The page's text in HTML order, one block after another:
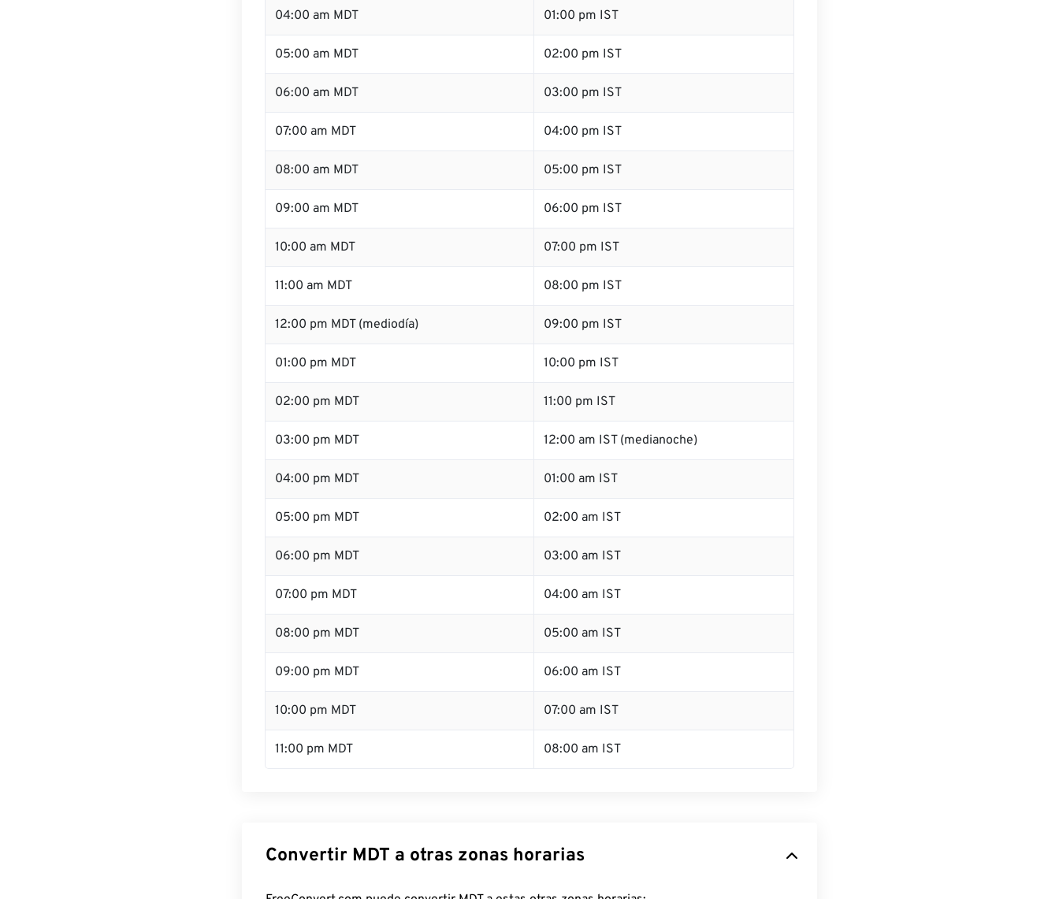
04:00 am MDT 01:00 pm IST
05:00 am MDT 02:00 pm IST
06:00 am MDT 03:00 pm IST
07:00 am MDT 04:00 pm IST
08:00 am MDT 05:00 pm IST
09:00 am MDT 06:00 pm IST
10:00 am MDT 07:00 pm IST
11:00 am MDT 08:00 pm IST
12:00 pm MDT (mediodía) 09:00 pm IST
01:00 pm MDT 10:00 pm IST
02:00 pm MDT 11:00 pm IST
03:00 pm MDT 12:00 am IST (medianoche)
04:00 pm MDT 01:00 am IST
05:00 pm MDT 02:00 am IST
06:00 pm MDT 03:00 am IST
07:00 pm MDT 04:00 am IST
08:00 pm MDT 05:00 am IST
09:00 pm MDT 06:00 am IST
10:00 pm MDT 07:00 am IST
11:00 pm MDT 08:00 am IST
Convertir MDT a otras zonas horarias